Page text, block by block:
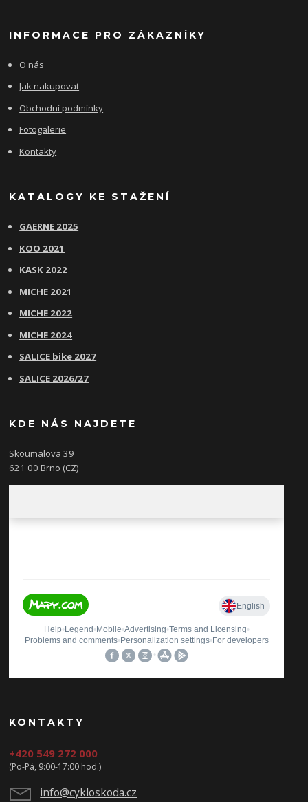
INFORMACE PRO ZÁKAZNÍKY
O nás
Jak nakupovat
Obchodní podmínky
Fotogalerie
Kontakty
KATALOGY KE STAŽENÍ
GAERNE 2025
KOO 2021
KASK 2022
MICHE 2021
MICHE 2022
MICHE 2024
SALICE bike 2027
SALICE 2026/27
KDE NÁS NAJDETE
Skoumalova 39
621 00 Brno (CZ)
KONTAKTY
+420 549 272 000
(Po-Pá, 9:00-17:00 hod.)
info@cykloskoda.cz